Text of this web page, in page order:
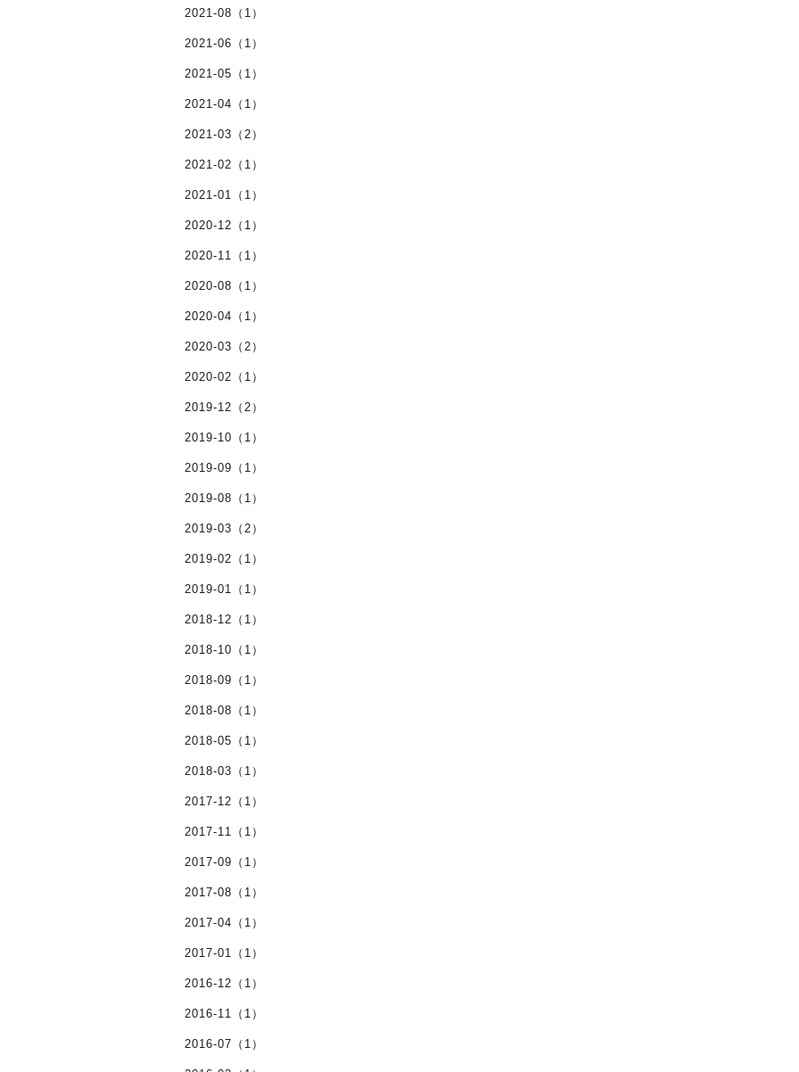
2021-08（1）
2021-06（1）
2021-05（1）
2021-04（1）
2021-03（2）
2021-02（1）
2021-01（1）
2020-12（1）
2020-11（1）
2020-08（1）
2020-04（1）
2020-03（2）
2020-02（1）
2019-12（2）
2019-10（1）
2019-09（1）
2019-08（1）
2019-03（2）
2019-02（1）
2019-01（1）
2018-12（1）
2018-10（1）
2018-09（1）
2018-08（1）
2018-05（1）
2018-03（1）
2017-12（1）
2017-11（1）
2017-09（1）
2017-08（1）
2017-04（1）
2017-01（1）
2016-12（1）
2016-11（1）
2016-07（1）